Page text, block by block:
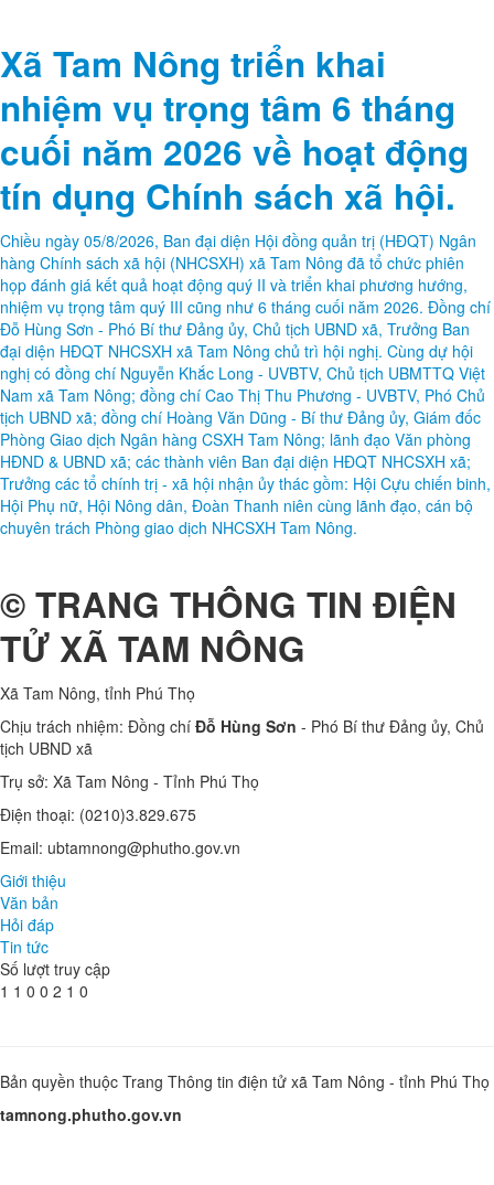
Xã Tam Nông triển khai
nhiệm vụ trọng tâm 6 tháng
cuối năm 2026 về hoạt động
tín dụng Chính sách xã hội.
Chiều ngày 05/8/2026, Ban đại diện Hội đồng quản trị (HĐQT) Ngân
hàng Chính sách xã hội (NHCSXH) xã Tam Nông đã tổ chức phiên
họp đánh giá kết quả hoạt động quý II và triển khai phương hướng,
nhiệm vụ trọng tâm quý III cũng như 6 tháng cuối năm 2026. Đồng chí
Đỗ Hùng Sơn - Phó Bí thư Đảng ủy, Chủ tịch UBND xã, Trưởng Ban
đại diện HĐQT NHCSXH xã Tam Nông chủ trì hội nghị. Cùng dự hội
nghị có đồng chí Nguyễn Khắc Long - UVBTV, Chủ tịch UBMTTQ Việt
Nam xã Tam Nông; đồng chí Cao Thị Thu Phương - UVBTV, Phó Chủ
tịch UBND xã; đồng chí Hoàng Văn Dũng - Bí thư Đảng ủy, Giám đốc
Phòng Giao dịch Ngân hàng CSXH Tam Nông; lãnh đạo Văn phòng
HĐND & UBND xã; các thành viên Ban đại diện HĐQT NHCSXH xã;
Trưởng các tổ chính trị - xã hội nhận ủy thác gồm: Hội Cựu chiến binh,
Hội Phụ nữ, Hội Nông dân, Đoàn Thanh niên cùng lãnh đạo, cán bộ
chuyên trách Phòng giao dịch NHCSXH Tam Nông.
© TRANG THÔNG TIN ĐIỆN
TỬ XÃ TAM NÔNG
Xã Tam Nông, tỉnh Phú Thọ
Chịu trách nhiệm: Đồng chí Đỗ Hùng Sơn - Phó Bí thư Đảng ủy, Chủ
tịch UBND xã
Trụ sở: Xã Tam Nông - Tỉnh Phú Thọ
Điện thoại: (0210)3.829.675
Email: ubtamnong@phutho.gov.vn
Giới thiệu
Văn bản
Hỏi đáp
Tin tức
Số lượt truy cập
1 1 0 0 2 1 0
Bản quyền thuộc Trang Thông tin điện tử xã Tam Nông - tỉnh Phú Thọ
tamnong.phutho.gov.vn